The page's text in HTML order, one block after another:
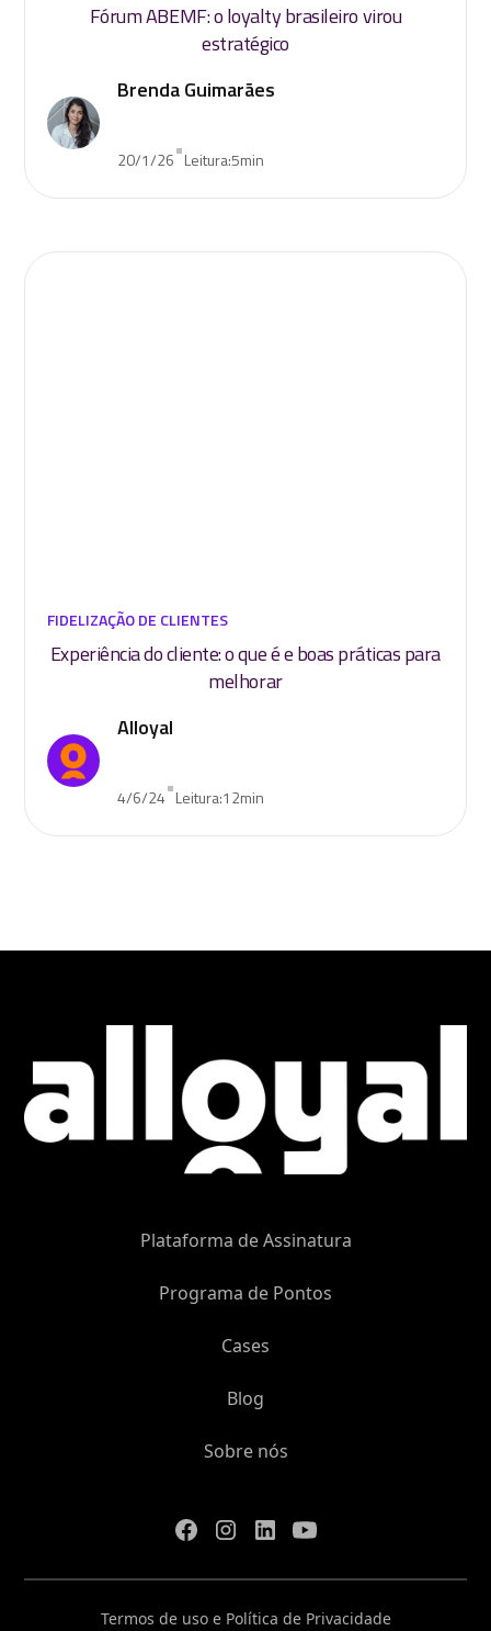
Fórum ABEMF: o loyalty brasileiro virou
estratégico
Brenda Guimarães
20/1/26•Leitura:5min
FIDELIZAÇÃO DE CLIENTES
Experiência do cliente: o que é e boas práticas para
melhorar
Alloyal
4/6/24•Leitura:12min
Plataforma de Assinatura
Programa de Pontos
Cases
Blog
Sobre nós
Termos de uso e Política de Privacidade